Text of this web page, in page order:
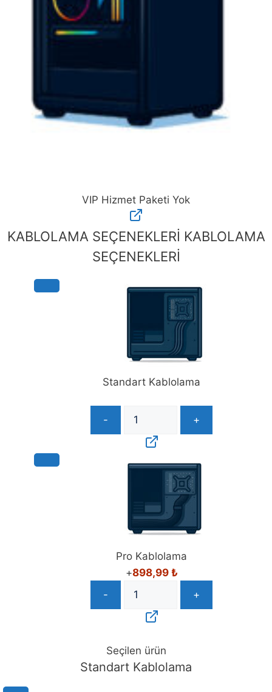
VIP Hizmet Paketi Yok
Hizmet
Paketi
KABLOLAMA SEÇENEKLERİ KABLOLAMA
SEÇENEKLERİ
Standart Kablolama
- +
Pro Kablolama
+898,99 ₺
-
+
Seçilen ürün
Standart Kablolama